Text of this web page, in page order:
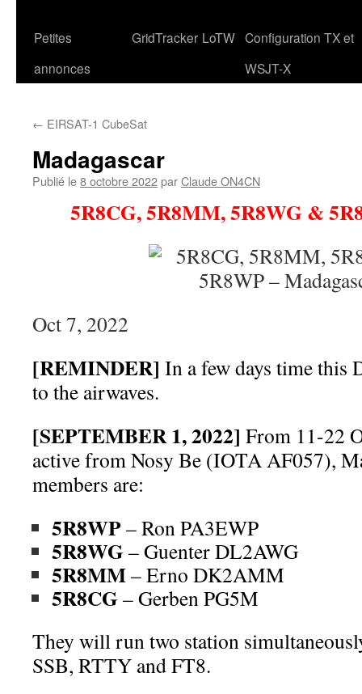
Petites
annonces
GridTracker LoTW Configuration TX et
WSJT-X
← EIRSAT-1 CubeSat
Madagascar
Publié le8 octobre 2022parClaude ON4CN
5R8CG, 5R8MM, 5R8WG &
Oct 7, 2022
[REMINDER] In a few days time this
to the airwaves.
[SEPTEMBER 1, 2022] From 11-22
active from Nosy Be (IOTA AF057),
members are:
5R8WP– Ron PA3EWP
5R8WG– Guenter DL2AWG
5R8MM– Erno DK2AMM
5R8CG– Gerben PG5M
They will run two station
SSB, RTTY and FT8.